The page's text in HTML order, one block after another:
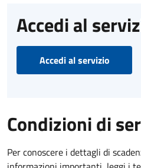
Accedi al
Accedi al servizio
Condizioni di
Per conoscere i dettagli di